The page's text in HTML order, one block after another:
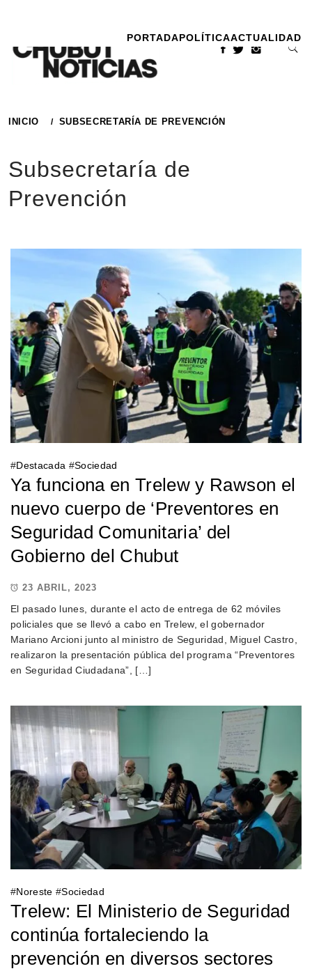
contenido
PORTADAPOLÍTICAACTUALIDAD
INICIO SUBSECRETARÍA DE PREVENCIÓN
Subsecretaría de
Prevención
#Destacada #Sociedad
Ya funciona en Trelew y Rawson el
nuevo cuerpo de ‘Preventores en
Seguridad Comunitaria’ del
Gobierno del Chubut
23 ABRIL, 2023
El pasado lunes, durante el acto de entrega de 62 móviles
policiales que se llevó a cabo en Trelew, el gobernador
Mariano Arcioni junto al ministro de Seguridad, Miguel Castro,
realizaron la presentación pública del programa “Preventores
en Seguridad Ciudadana”, […]
#Noreste #Sociedad
Trelew: El Ministerio de Seguridad
continúa fortaleciendo la
prevención en diversos sectores